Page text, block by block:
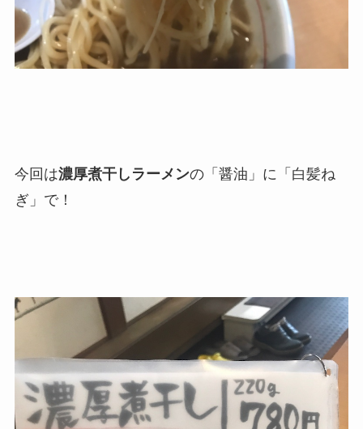
今回は濃厚煮干しラーメンの「醤油」に「白髪ね
ぎ」で！